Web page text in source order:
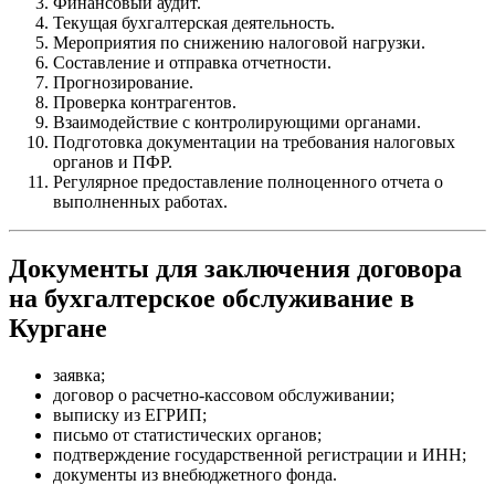
Текущая бухгалтерская деятельность.
Мероприятия по снижению налоговой нагрузки.
Составление и отправка отчетности.
Прогнозирование.
Проверка контрагентов.
Взаимодействие с контролирующими органами.
Подготовка документации на требования налоговых
органов и ПФР.
Регулярное предоставление полноценного отчета о
выполненных работах.
Документы для заключения договора
на бухгалтерское обслуживание в
Кургане
заявка;
договор о расчетно-кассовом обслуживании;
выписку из ЕГРИП;
письмо от статистических органов;
подтверждение государственной регистрации и ИНН;
документы из внебюджетного фонда.